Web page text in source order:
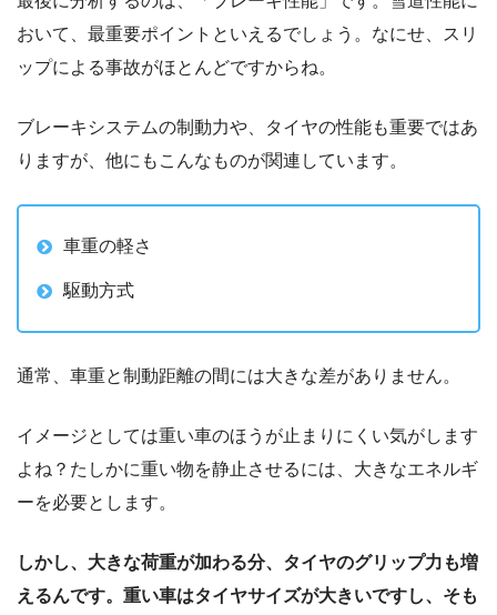
おいて、最重要ポイントといえるでしょう。なにせ、スリ
ップによる事故がほとんどですからね。
ブレーキシステムの制動力や、タイヤの性能も重要ではあ
りますが、他にもこんなものが関連しています。
車重の軽さ
駆動方式
通常、車重と制動距離の間には大きな差がありません。
イメージとしては重い車のほうが止まりにくい気がします
よね？たしかに重い物を静止させるには、大きなエネルギ
ーを必要とします。
しかし、大きな荷重が加わる分、タイヤのグリップ力も増
えるんです。重い車はタイヤサイズが大きいですし、そも